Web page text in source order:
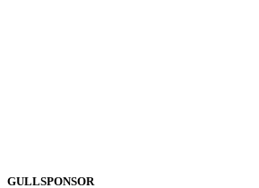
GULLSPONSOR